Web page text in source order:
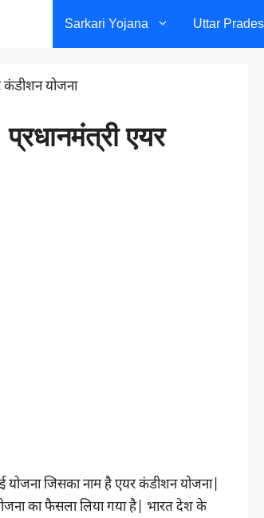
Sarkari Yojana Uttar
कंडीशन योजना
एयर
जिसका नाम है एयर कंडीशन योजना|
योजना का फैसला लिया गया है| भारत देश के